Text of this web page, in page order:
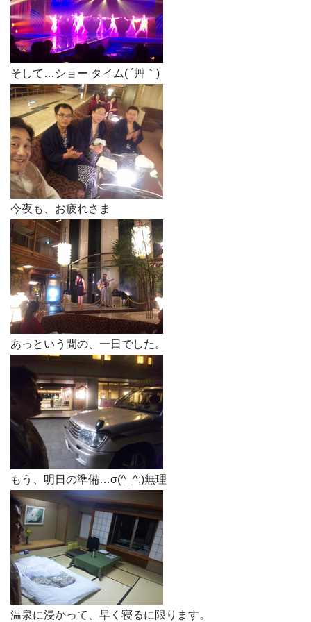
そして…ショー タイム( ´艸｀)
今夜も、お疲れさま
あっという間の、一日でした。
もう、明日の準備…σ(^_^;)無理
温泉に浸かって、早く寝るに限ります。